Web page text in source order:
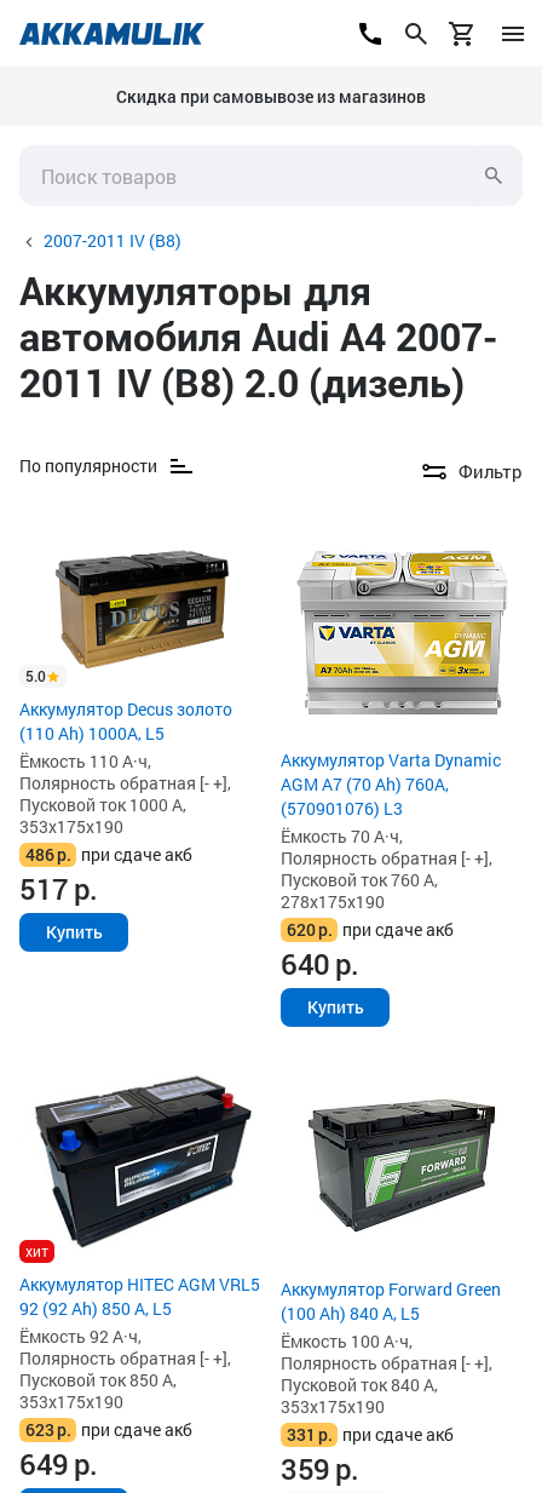
Скидка при самовывозе из магазинов
2007-2011 IV (B8)
Аккумуляторы для
автомобиля Audi A4 2007-
2011 IV (B8) 2.0 (дизель)
По популярности Фильтр
5.0
Аккумулятор Decus золото
(110 Ah) 1000A, L5
Ёмкость 110 А·ч,
Полярность обратная [- +],
Пусковой ток 1000 А,
353x175x190
486р. при сдаче акб
517р.
Купить
Аккумулятор Varta Dynamic
AGM A7 (70 Ah) 760A,
(570901076) L3
Ёмкость 70 А·ч,
Полярность обратная [- +],
Пусковой ток 760 А,
278x175x190
620р. при сдаче акб
640р.
Купить
хит
Аккумулятор HITEC AGM VRL5
92 (92 Ah) 850 А, L5
Ёмкость 92 А·ч,
Полярность обратная [- +],
Пусковой ток 850 А,
353x175x190
623р. при сдаче акб
649р.
Аккумулятор Forward Green
(100 Ah) 840 А, L5
Ёмкость 100 А·ч,
Полярность обратная [- +],
Пусковой ток 840 А,
353x175x190
331 р. при сдаче акб
359р.